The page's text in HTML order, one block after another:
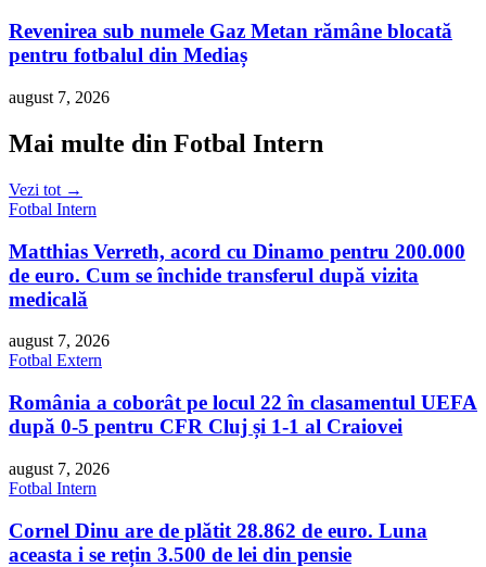
Revenirea sub numele Gaz Metan rămâne blocată
pentru fotbalul din Mediaș
august 7, 2026
Mai multe din Fotbal Intern
Vezi tot →
Fotbal Intern
Matthias Verreth, acord cu Dinamo pentru 200.000
de euro. Cum se închide transferul după vizita
medicală
august 7, 2026
Fotbal Extern
România a coborât pe locul 22 în clasamentul UEFA
după 0-5 pentru CFR Cluj și 1-1 al Craiovei
august 7, 2026
Fotbal Intern
Cornel Dinu are de plătit 28.862 de euro. Luna
aceasta i se rețin 3.500 de lei din pensie